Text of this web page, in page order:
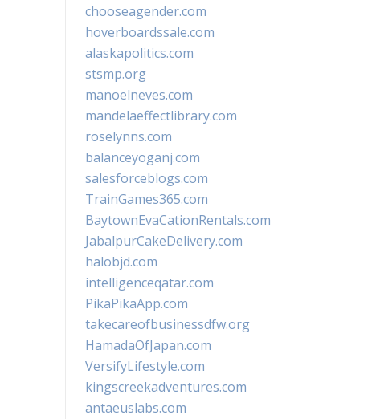
chooseagender.com
hoverboardssale.com
alaskapolitics.com
stsmp.org
manoelneves.com
mandelaeffectlibrary.com
roselynns.com
balanceyoganj.com
salesforceblogs.com
TrainGames365.com
BaytownEvaCationRentals.com
JabalpurCakeDelivery.com
halobjd.com
intelligenceqatar.com
PikaPikaApp.com
takecareofbusinessdfw.org
HamadaOfJapan.com
VersifyLifestyle.com
kingscreekadventures.com
antaeuslabs.com